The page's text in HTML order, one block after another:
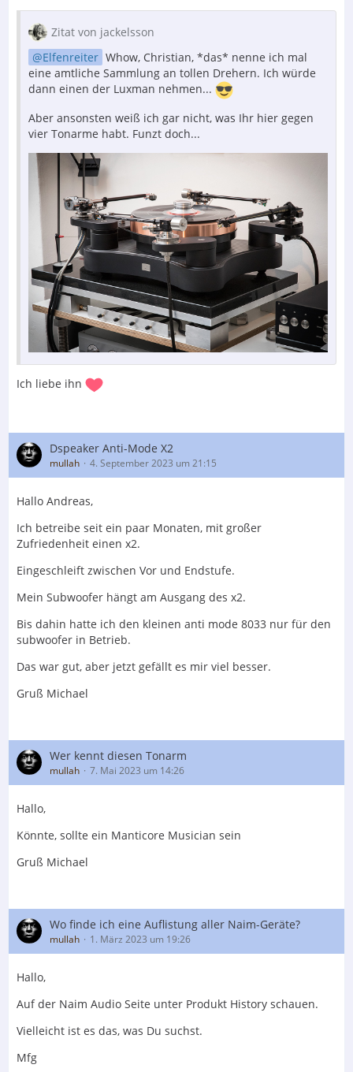
Zitat von jackelsson
Elfenreiter Whow, Christian, *das* nenne ich mal
eine amtliche Sammlung an tollen Drehern. Ich würde
dann einen der Luxman nehmen...
Aber ansonsten weiß ich gar nicht, was Ihr hier gegen
vier Tonarme habt. Funzt doch...
Ich liebe ihn
Dspeaker Anti-Mode X2
mullah 4. September 2023 um 21:15
Hallo Andreas,
Ich betreibe seit ein paar Monaten, mit großer
Zufriedenheit einen x2.
Eingeschleift zwischen Vor und Endstufe.
Mein Subwoofer hängt am Ausgang des x2.
Bis dahin hatte ich den kleinen anti mode 8033 nur für den
subwoofer in Betrieb.
Das war gut, aber jetzt gefällt es mir viel besser.
Gruß Michael
Wer kennt diesen Tonarm
mullah 7. Mai 2023 um 14:26
Hallo,
Könnte, sollte ein Manticore Musician sein
Gruß Michael
Wo finde ich eine Auflistung aller Naim-Geräte?
mullah 1. März 2023 um 19:26
Hallo,
Auf der Naim Audio Seite unter Produkt History schauen.
Vielleicht ist es das, was Du suchst.
Mfg